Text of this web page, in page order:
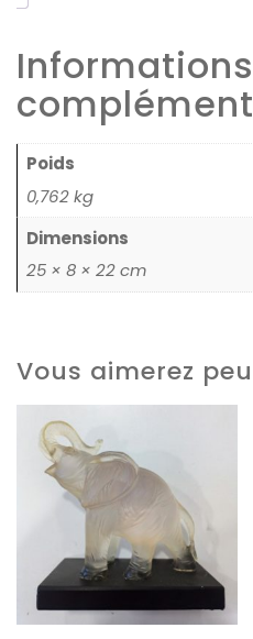
Informations
Poids
0,762 kg
Dimensions
25 × 8 × 22 cm
Vous aimerez